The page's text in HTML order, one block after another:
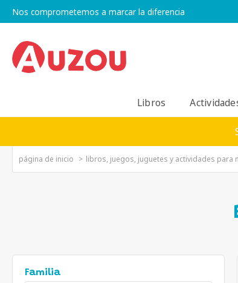
Nos comprometemos a marcar la diferencia
Libros
página de inicio libros, juegos, juguetes y actividades para
Familia